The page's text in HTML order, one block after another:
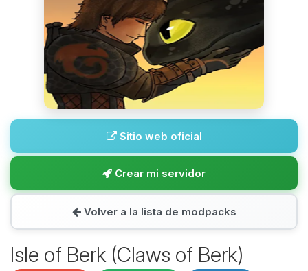
Sitio web oficial
Crear mi servidor
Volver a la lista de modpacks
Isle of Berk (Claws of Berk)